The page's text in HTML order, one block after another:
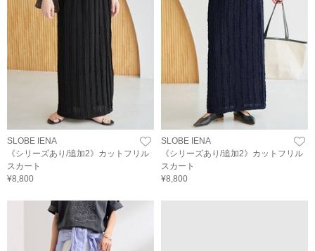
SLOBE IENA
《シリーズあり/追加2》カットフリル
スカート
¥8,800
SLOBE IENA
《シリーズあり/追加2》カットフリル
スカート
¥8,800